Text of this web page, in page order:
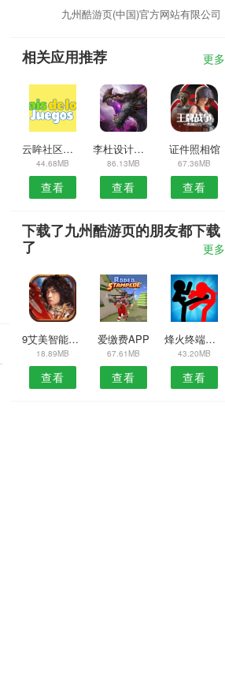
九州酷游页(中国)官方网站有限公司
相关应用推荐 更多
云眸社区物业版APP
44.68MB
查看
李杜设计安卓版
86.13MB
查看
证件照相馆
67.36MB
查看
下载了九州酷游页的朋友都下载
了
更多
9艾美智能APP
18.89MB
查看
爱缴费APP
67.61MB
查看
烽火终端安卓版
43.20MB
查看